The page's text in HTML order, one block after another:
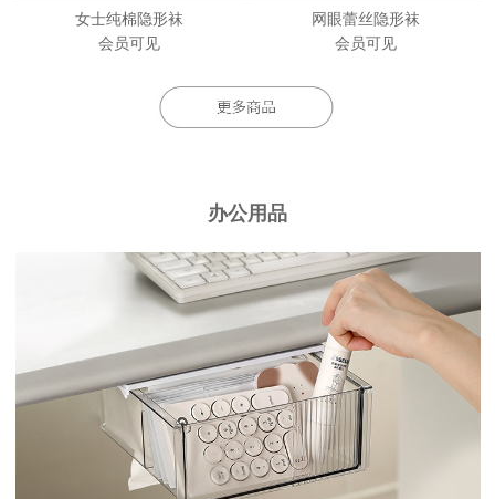
女士纯棉隐形袜
会员可见
网眼蕾丝隐形袜
会员可见
办公用品